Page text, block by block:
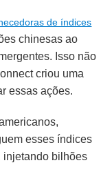
de índices
chinesas ao
Isso não
criou uma
essas ações.
esses índices
injetando bilhões